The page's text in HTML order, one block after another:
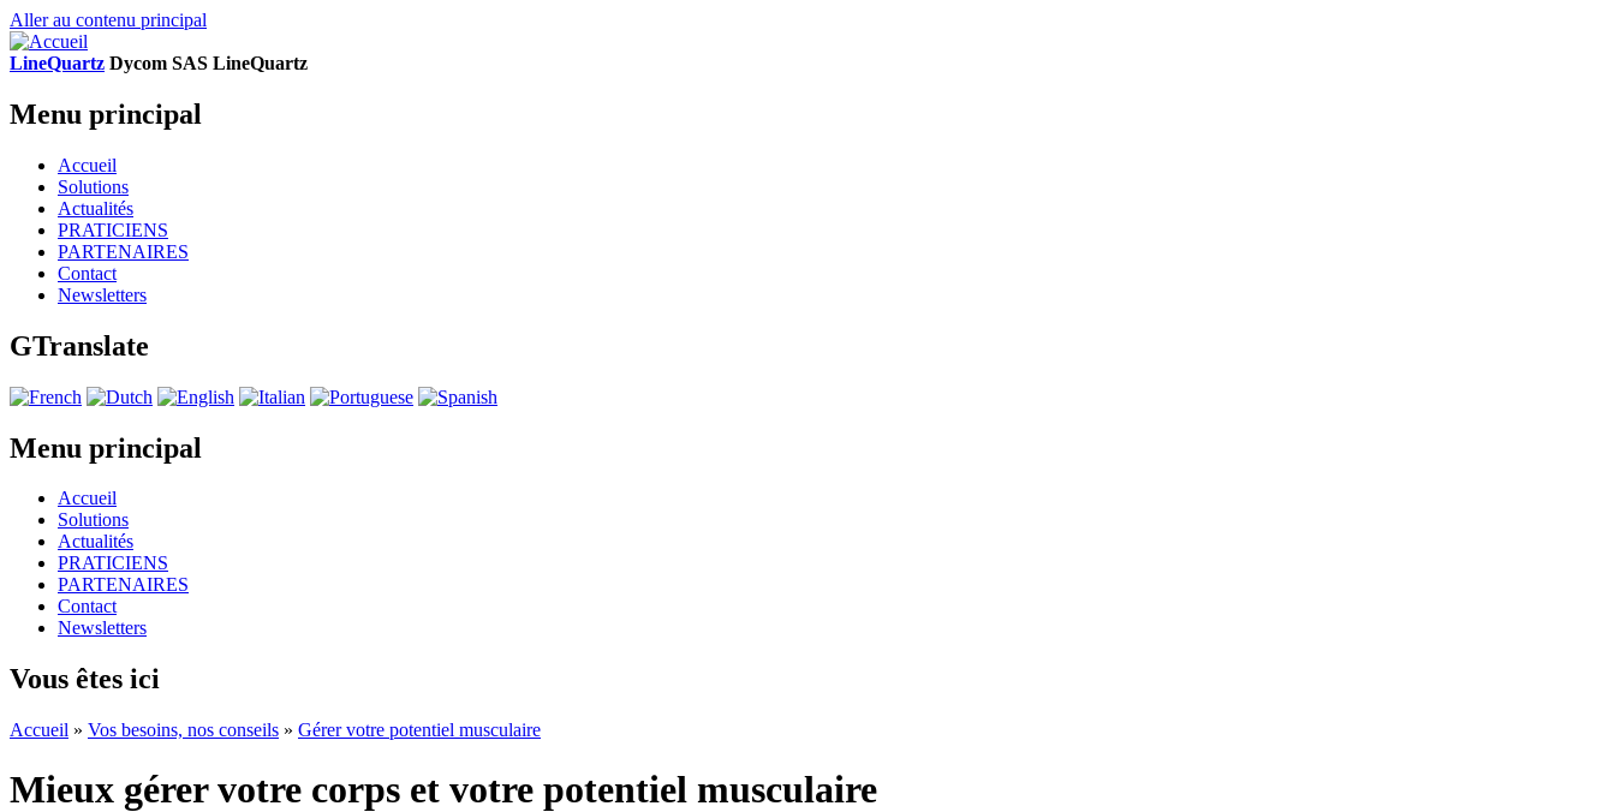
Aller au contenu principal
LineQuartz Dycom SAS LineQuartz
Menu principal
Accueil
Solutions
Actualités
PRATICIENS
PARTENAIRES
Contact
Newsletters
GTranslate
Menu principal
Accueil
Solutions
Actualités
PRATICIENS
PARTENAIRES
Contact
Newsletters
Vous êtes ici
Accueil » Vos besoins, nos conseils » Gérer votre potentiel musculaire
Mieux gérer votre corps et votre potentiel musculaire